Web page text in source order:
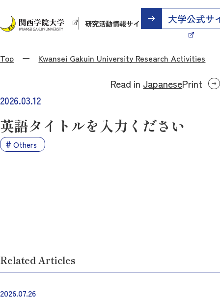
研究活動情報サイト
Top Kwansei Gakuin University Research Activities
Read in JapanesePrint
2026.03.12
英語タイトルを入力ください
Others
Related Articles
2026.07.26